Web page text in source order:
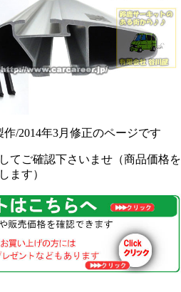
/2014年3月修正のページです
てご確認下さいませ（商品価格を
ます）